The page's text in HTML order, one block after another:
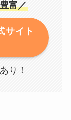
富／
サイト
り！